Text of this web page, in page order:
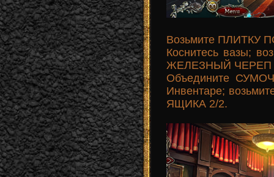
Возьмите ПЛИТКУ
Коснитесь вазы;
ЖЕЛЕЗНЫЙ ЧЕРЕП
Объедините
Инвентаре;
ЯЩИКА 2/2.